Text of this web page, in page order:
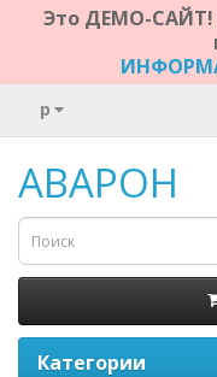
Это ДЕМО-САЙТ!
р
АВАРОН
Категории